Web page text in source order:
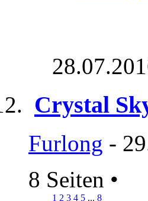
Crystal
Furlong -
8 Seiten •
1 2 3 4 5 ... 8